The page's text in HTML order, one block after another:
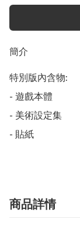
簡介
特別版內含物:
- 遊戲本體
- 美術設定集
- 貼紙
商品詳情